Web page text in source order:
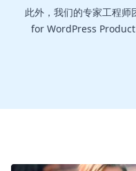
此外，我们的专家工程
for WordPress